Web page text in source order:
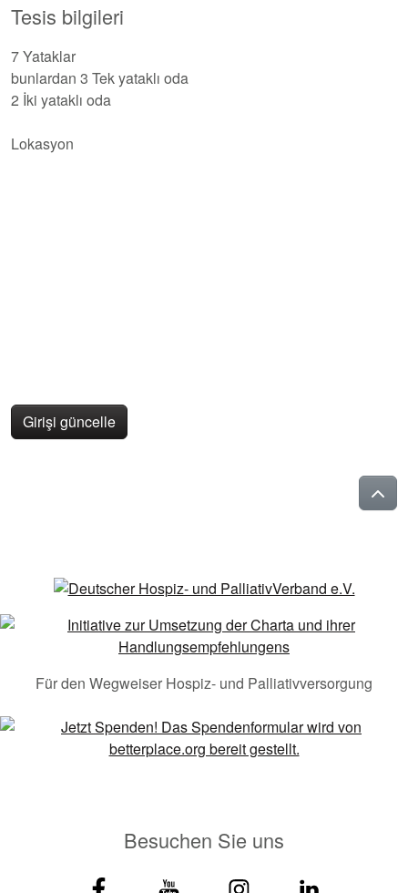
Tesis bilgileri
7 Yataklar
bunlardan 3 Tek yataklı oda
2 İki yataklı oda
Lokasyon
Girişi güncelle
Für den Wegweiser Hospiz- und Palliativversorgung
Besuchen Sie uns